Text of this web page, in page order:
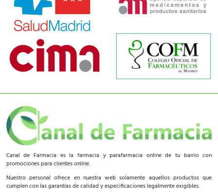
Canal de Farmacia es la farmacia y parafarmacia online de tu barrio con
promociones para clientes online.
Nuestro personal ofrece en nuestra web solamente aquellos productos que
cumplen con las garantías de calidad y especificaciones legalmente exigibles.